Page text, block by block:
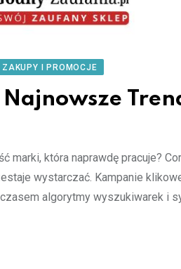
ZAKUPY I PROMOCJE
marki, która naprawdę pracuje?
wystarczać. Kampanie
algorytmy wyszukiwarek i